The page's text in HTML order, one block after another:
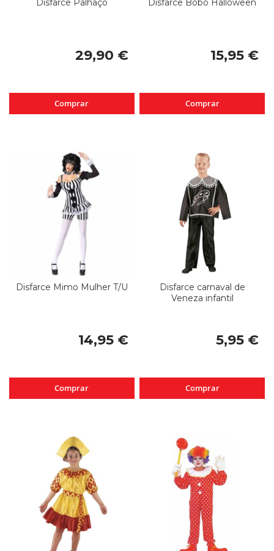
Disfarce Palhaço
29,90 €
Comprar
Disfarce Bobo Halloween
15,95 €
Comprar
Disfarce Mimo Mulher T/U
14,95 €
Comprar
Disfarce carnaval de
Veneza infantil
5,95 €
Comprar